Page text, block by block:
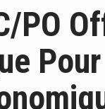
PO